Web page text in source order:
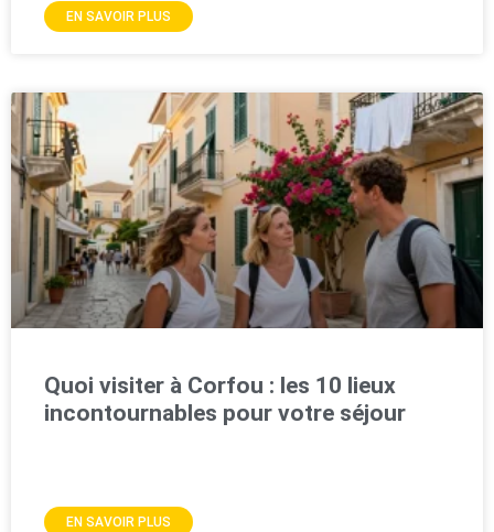
EN SAVOIR PLUS
Quoi visiter à Corfou : les 10 lieux
incontournables pour votre séjour
EN SAVOIR PLUS